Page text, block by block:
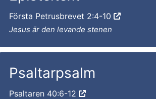
Första Petrusbrevet 2:4-10
Jesus är den levande stenen
Psaltarpsalm
Psaltaren 40:6-12